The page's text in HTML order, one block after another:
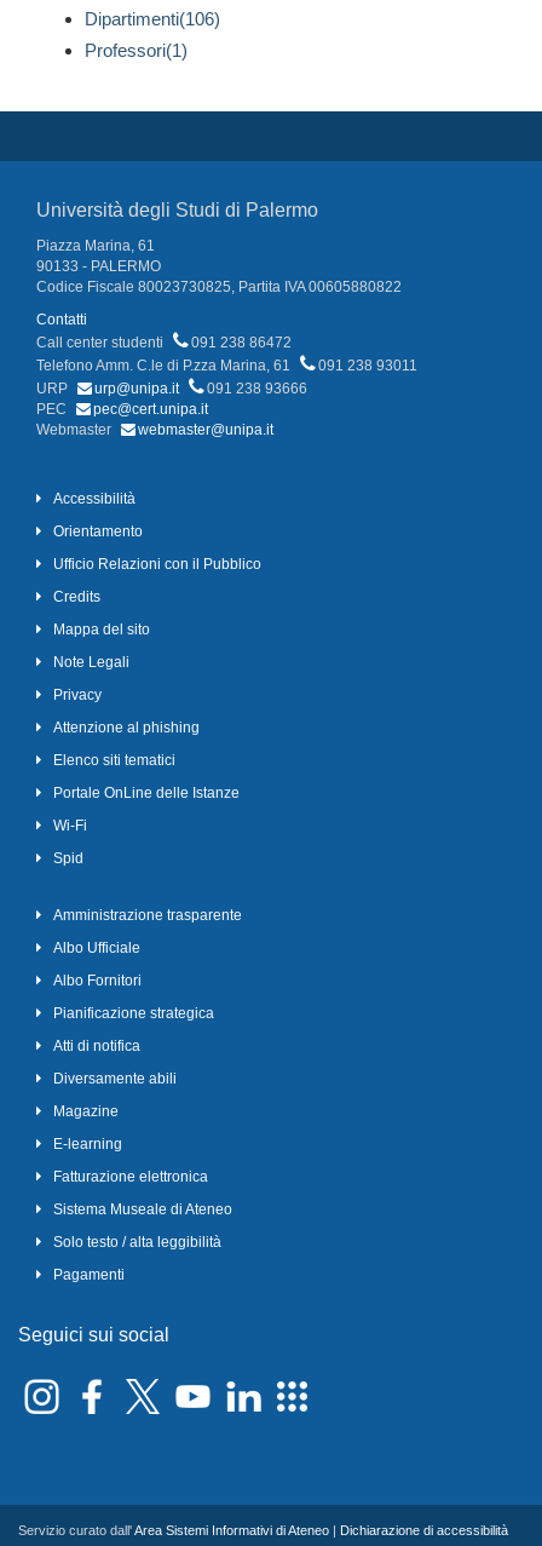
Dipartimenti(106)
Professori(1)
Università degli Studi di Palermo
Piazza Marina, 61
90133 - PALERMO
Codice Fiscale 80023730825, Partita IVA 00605880822
Contatti
Call center studenti
091 238 86472
Telefono Amm. C.le di P.zza Marina, 61
091 238 93011
URP
urp@unipa.it
091 238 93666
PEC
pec@cert.unipa.it
Webmaster
webmaster@unipa.it
Accessibilità
Orientamento
Ufficio Relazioni con il Pubblico
Credits
Mappa del sito
Note Legali
Privacy
Attenzione al phishing
Elenco siti tematici
Portale OnLine delle Istanze
Wi-Fi
Spid
Amministrazione trasparente
Albo Ufficiale
Albo Fornitori
Pianificazione strategica
Atti di notifica
Diversamente abili
Magazine
E-learning
Fatturazione elettronica
Sistema Museale di Ateneo
Solo testo / alta leggibilità
Pagamenti
Seguici sui social
Servizio curato dall'Area Sistemi Informativi di Ateneo Dichiarazione di accessibilità